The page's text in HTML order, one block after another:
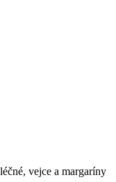
vejce a margaríny